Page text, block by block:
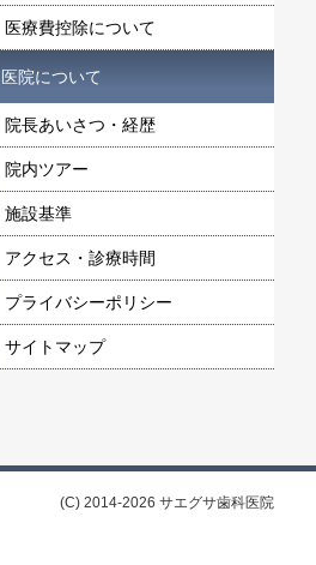
医療費控除について
医院について
院長あいさつ・経歴
院内ツアー
施設基準
アクセス・診療時間
プライバシーポリシー
サイトマップ
(C) 2014-2026 サエグサ歯科医院